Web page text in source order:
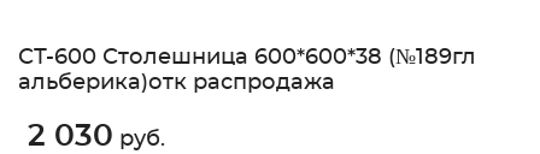
СТ-600 Столешница 600*600*38 (№189гл
альберика)отк распродажа
2 030 руб.